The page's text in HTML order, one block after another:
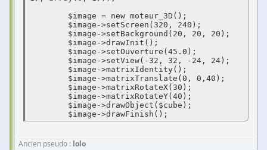
	$image->drawFinish();
Ancien pseudo : lolo